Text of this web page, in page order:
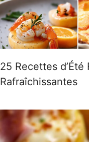
25 Recettes d’Été
Rafraîchissantes